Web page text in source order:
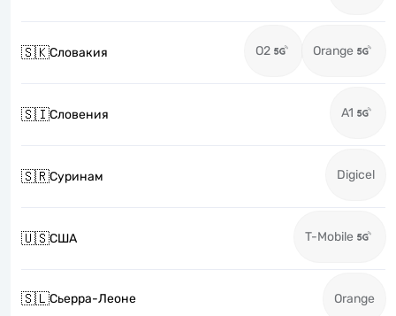
🇸🇰Словакия O2 Orange
🇸🇮Словения A1
🇸🇷Суринам Digicel
🇺🇸США T-Mobile
🇸🇱Сьерра-Леоне Orange